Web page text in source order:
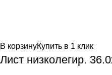
В корзинуКупить в 1 клик
Лист низколегир.